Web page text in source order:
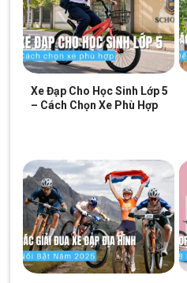
Xe Đạp Cho Học Sinh Lớp 5
– Cách Chọn Xe Phù Hợp